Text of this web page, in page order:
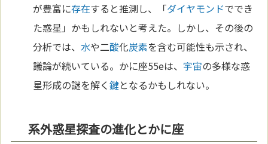
が豊富に存在すると推測し、「ダイヤモンドででき
た惑星」かもしれないと考えた。しかし、その後の
分析では、水や二酸化炭素を含む可能性も示され、
議論が続いている。かに座55eは、 宇宙の多様な惑
星形成の謎を解く鍵となるかもしれない。
系外惑星探査の進化とかに座